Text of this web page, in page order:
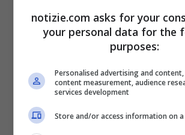
“Tutte queste cose sono
responsabilità è del Governo
nulla per realizzare dei
protestano gli attivisti che non
notizie.com asks for your
your personal data for the
purposes:
Personalised advertising and
content measurement, audience
services development
Store and/or access information on a